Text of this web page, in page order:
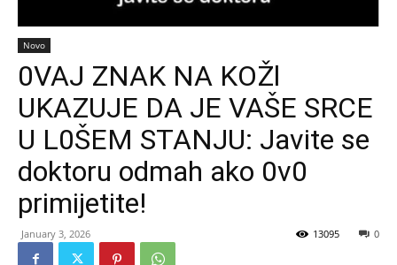
Novo
0VAJ ZNAK NA KOŽl
UKAZUJE DA JE VAŠE SRCE
U L0ŠEM STANJU: Javite se
doktoru odmah ako 0v0
primijetite!
January 3, 2026 0
13095